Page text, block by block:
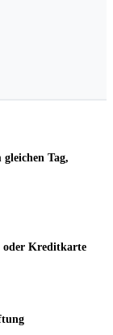
Tag,
oder Kreditkarte